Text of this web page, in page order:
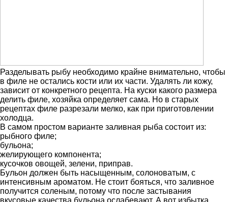
Разделывать рыбу необходимо крайне внимательно, чтобы
в филе не остались кости или их части. Удалять ли кожу,
зависит от конкретного рецепта. На куски какого размера
делить филе, хозяйка определяет сама. Но в старых
рецептах филе разрезали мелко, как при приготовлении
холодца.
В самом простом варианте заливная рыба состоит из:
рыбного филе;
бульона;
желирующего компонента;
кусочков овощей, зелени, приправ.
Бульон должен быть насыщенным, солоноватым, с
интенсивным ароматом. Не стоит бояться, что заливное
получится соленым, потому что после застывания
вкусовые качества бульона ослабевают. А вот избытка